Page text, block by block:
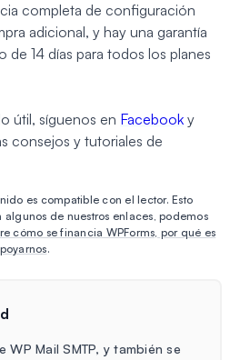
completa de configuración
adicional, y hay una garantía
14 días para todos los planes
útil, síguenos en Facebook y
consejos y tutoriales de
es compatible con el lector. Esto
de nuestros enlaces, podemos
cómo se financia WPForms, por qué es
.
WP Mail SMTP, y también se